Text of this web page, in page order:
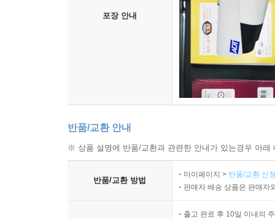
포장 안내
반품/교환 안내
※ 상품 설명에 반품/교환과 관련한 안내가 있는경우 아
반품/교환 방법
마이페이지 > 반품/교환 신
판매자 배송 상품은 판매자
출고 완료 후 10일 이내의